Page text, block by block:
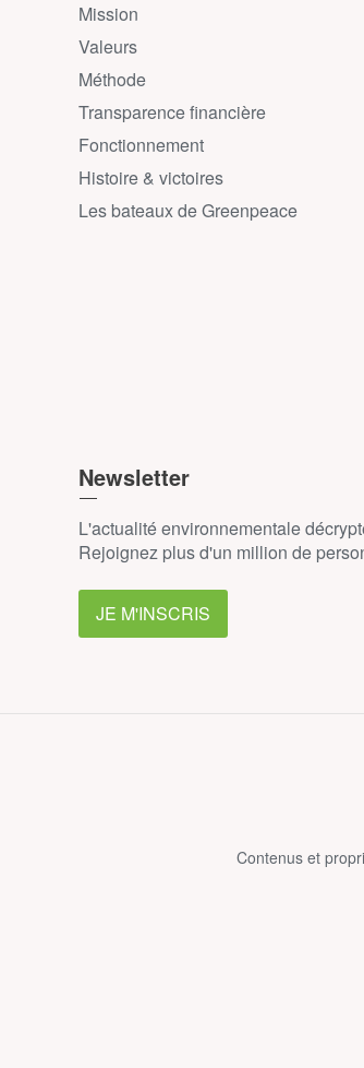
Mission
Valeurs
Méthode
Transparence financière
Fonctionnement
Histoire & victoires
Les bateaux de Greenpeace
Newsletter
L'actualité environnementale
Rejoignez plus d'un million de
JE M'INSCRIS
Contenus et